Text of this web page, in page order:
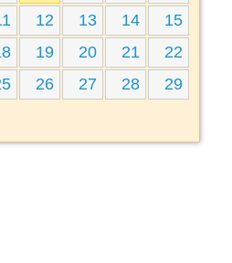
12 13 14
15
19 20 21
22
26 27 28
29